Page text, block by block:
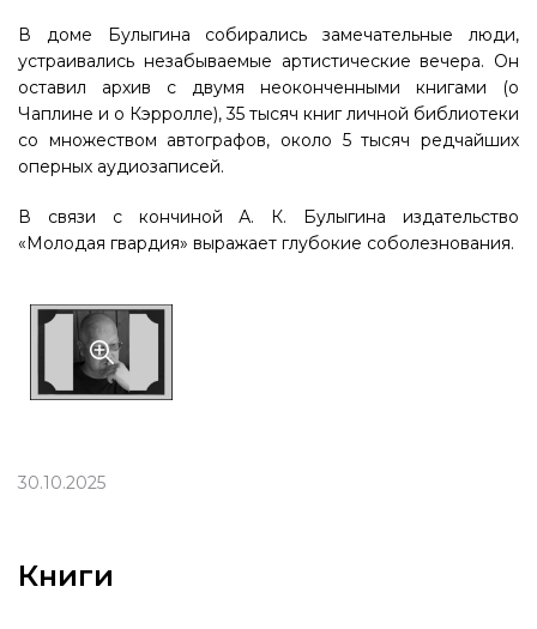
В доме Булыгина собирались замечательные люди,
устраивались незабываемые артистические вечера. Он
оставил архив с двумя неоконченными книгами (о
Чаплине и о Кэрролле), 35 тысяч книг личной библиотеки
со множеством автографов, около 5 тысяч редчайших
оперных аудиозаписей.
В связи с кончиной А. К. Булыгина издательство
«Молодая гвардия» выражает глубокие соболезнования.
30.10.2025
Книги